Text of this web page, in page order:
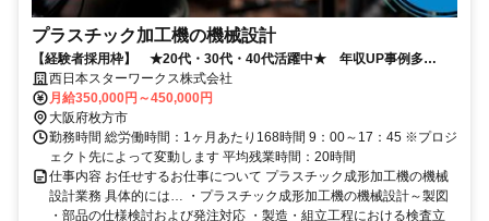
プラスチック加工機の機械設計
【経験者採用枠】 ★20代・30代・40代活躍中★ 年収UP事例多
数！！
西日本スターワークス株式会社
月給350,000円～450,000円
大阪府枚方市
勤務時間 総労働時間：1ヶ月あたり168時間 9：00～17：45 ※プロジ
ェクト先によって変動します 平均残業時間：20時間
仕事内容 お任せするお仕事について プラスチック成形加工機の機械
設計業務 具体的には… ・プラスチック成形加工機の機械設計～製図
・部品の仕様検討および発注対応 ・製造・組立工程における検査立